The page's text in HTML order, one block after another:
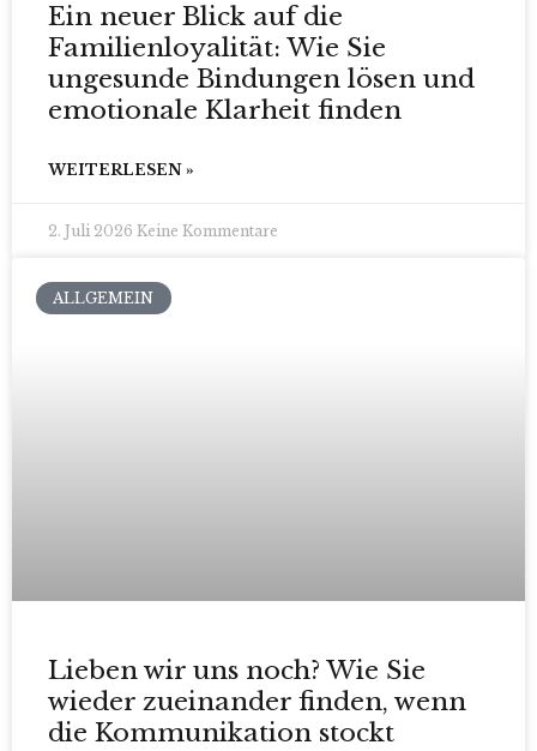
Ein neuer Blick auf die
Familienloyalität: Wie Sie
ungesunde Bindungen lösen und
emotionale Klarheit finden
WEITERLESEN »
2. Juli 2026 Keine Kommentare
ALLGEMEIN
Lieben wir uns noch? Wie Sie
wieder zueinander finden, wenn
die Kommunikation stockt